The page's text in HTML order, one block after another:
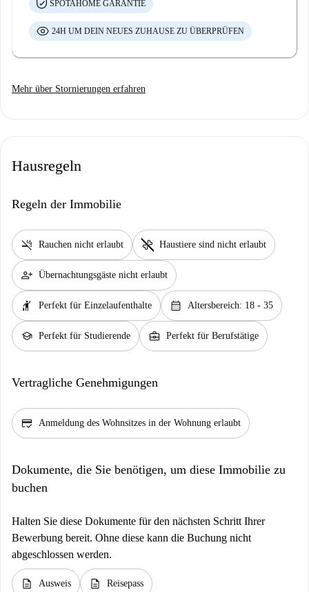
SPOTAHOME GARANTIE
24H UM DEIN NEUES ZUHAUSE ZU ÜBERPRÜFEN
Mehr über Stornierungen erfahren
Hausregeln
Regeln der Immobilie
smoke_free Rauchen nicht erlaubt pet_supplies Haustiere sind nicht erlaubt
person_add Übernachtungsgäste nicht erlaubt
hail Perfekt für Einzelaufenthalte calendar_month Altersbereich: 18 - 35
school Perfekt für Studierende business_center Perfekt für Berufstätige
Vertragliche Genehmigungen
credit_score Anmeldung des Wohnsitzes in der Wohnung erlaubt
Dokumente, die Sie benötigen, um diese Immobilie zu
buchen
Halten Sie diese Dokumente für den nächsten Schritt Ihrer
Bewerbung bereit. Ohne diese kann die Buchung nicht
abgeschlossen werden.
description Ausweis description Reisepass